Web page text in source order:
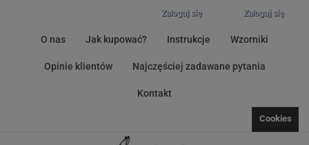
Zaloguj się
Zaloguj się
O nas Jak kupować? Instrukcje Wzorniki
Opinie klientów Najczęściej zadawane pytania
Kontakt
Cookies